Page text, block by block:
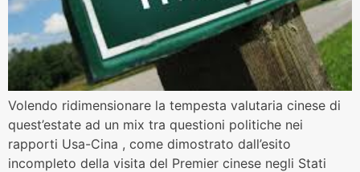
Volendo ridimensionare la tempesta valutaria cinese di
quest’estate ad un mix tra questioni politiche nei
rapporti Usa-Cina , come dimostrato dall’esito
incompleto della visita del Premier cinese negli Stati